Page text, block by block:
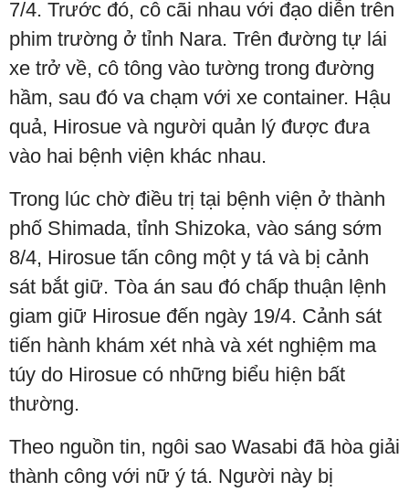
7/4. Trước đó, cô cãi nhau với đạo diễn trên
phim trường ở tỉnh Nara. Trên đường tự lái
xe trở về, cô tông vào tường trong đường
hầm, sau đó va chạm với xe container. Hậu
quả, Hirosue và người quản lý được đưa
vào hai bệnh viện khác nhau.
Trong lúc chờ điều trị tại bệnh viện ở thành
phố Shimada, tỉnh Shizoka, vào sáng sớm
8/4, Hirosue tấn công một y tá và bị cảnh
sát bắt giữ. Tòa án sau đó chấp thuận lệnh
giam giữ Hirosue đến ngày 19/4. Cảnh sát
tiến hành khám xét nhà và xét nghiệm ma
túy do Hirosue có những biểu hiện bất
thường.
Theo nguồn tin, ngôi sao Wasabi đã hòa giải
thành công với nữ ý tá. Người này bị